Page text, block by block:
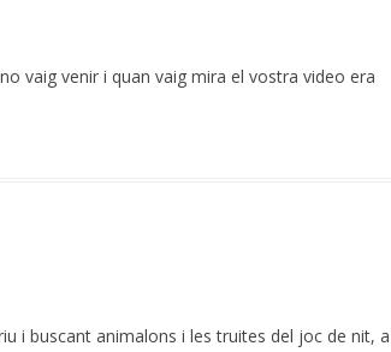
vaig venir i quan vaig mira el vostra video era
i buscant animalons i les truites del joc de nit, a